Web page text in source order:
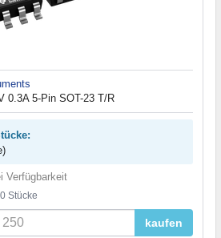
0.3A 5-Pin SOT-23 T/R
Verfügbarkeit
Stücke
kaufen